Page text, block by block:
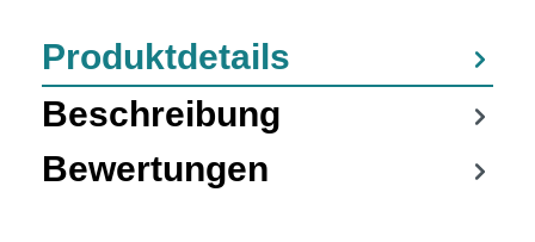
Produktdetails
Beschreibung
Bewertungen